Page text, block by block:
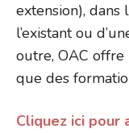
extension), dans
l’existant ou
outre, OAC offre
que des
Cliquez ici pour